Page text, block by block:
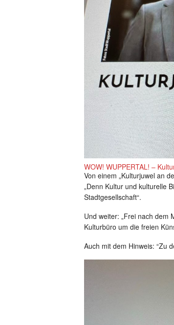
WOW! WUPPERTAL! –
Von einem „Kulturjuwel an
„Denn Kultur und kulturelle
Stadtgesellschaft“.
Und weiter: „Frei nach dem
Kulturbüro um die freien
Auch mit dem Hinweis: “Zu